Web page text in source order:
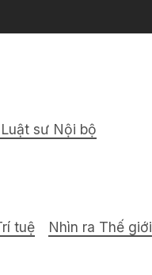
sư Nội bộ
tuệ Nhìn ra Thế giới